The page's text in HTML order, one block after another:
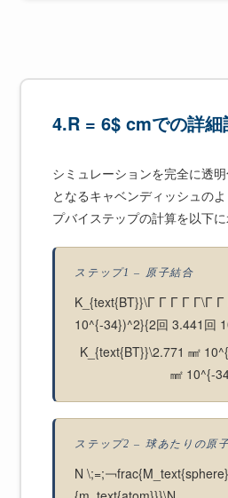
4.R = 6$ cmでの詳細
シミュレーションを完全に透
となるキャベンディッシュの
プバイステップの計算を以下に
ステップ1 – 原子結合
K_{text{BT}}\Γ Γ Γ Γ Γ\Γ Γ
10^{-34})^2}{2回 3.441回
K_{text{BT}}\2.771 ㎟
㎟ 10^{-
ステップ2 – 球あたりの原
N \;=;￢